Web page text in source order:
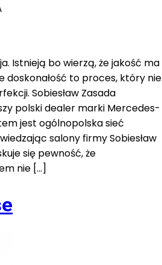
Istnieją bo wierzą, że jakość ma
doskonałość to proces, który nie
Sobiesław Zasada
polski dealer marki Mercedes-
jest ogólnopolska sieć
salony firmy Sobiesław
się pewność, że
nie […]